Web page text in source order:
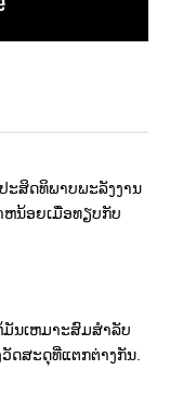
ະສິດທິພາບພະລັງງານ
ນ້ອຍເມື່ອທຽບກັບ
ມັນເຫມາະສົມສໍາລັບ
ດສະດຸທີ່ແຕກຕ່າງກັນ.